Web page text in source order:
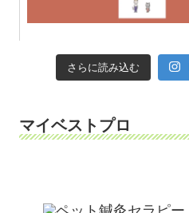
さらに読み込む
マイベストプロ